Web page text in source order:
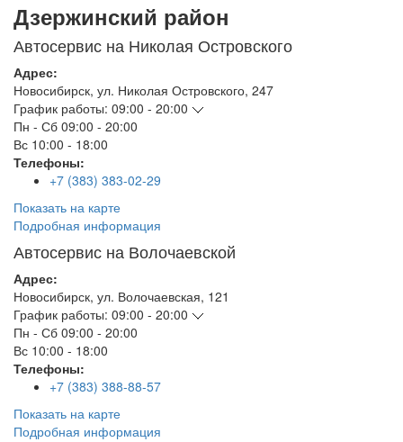
Дзержинский район
Автосервис на Николая Островского
Адрес:
Новосибирск, ул. Николая Островского, 247
График работы: 09:00 - 20:00
Пн - Сб 09:00 - 20:00
Вс 10:00 - 18:00
Телефоны:
+7 (383) 383-02-29
Показать на карте
Подробная информация
Автосервис на Волочаевской
Адрес:
Новосибирск, ул. Волочаевская, 121
График работы: 09:00 - 20:00
Пн - Сб 09:00 - 20:00
Вс 10:00 - 18:00
Телефоны:
+7 (383) 388-88-57
Показать на карте
Подробная информация